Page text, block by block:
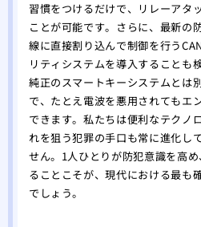
習慣をつけるだけで、リレーアタ
ことが可能です。さらに、最新の
線に直接割り込んで制御を行う
リティシステムを導入することも
純正のスマートキーシステムとは
で、たとえ電波を悪用されてもエ
できます。私たちは便利なテクノ
れを狙う犯罪の手口も常に進化し
せん。1人ひとりが防犯意識を高
ることこそが、現代における最も
でしょう。